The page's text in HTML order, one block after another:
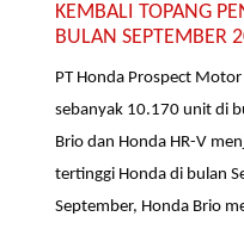
KEMBALI TOPANG
BULAN SEPTEMBER
PT Honda Prospect
sebanyak 10.170 unit di
Brio dan Honda HR-V
tertinggi Honda di bulan
September, Honda Brio